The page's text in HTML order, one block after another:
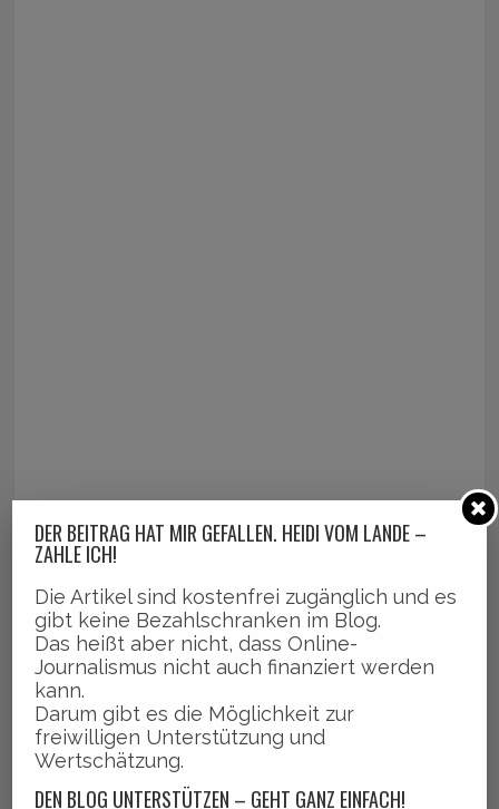
DER BEITRAG HAT MIR GEFALLEN. HEIDI VOM LANDE –
ZAHLE ICH!
Die Artikel sind kostenfrei zugänglich und es
gibt keine Bezahlschranken im Blog.
Das heißt aber nicht, dass Online-
Journalismus nicht auch finanziert werden
kann.
Darum gibt es die Möglichkeit zur
freiwilligen Unterstützung und
Wertschätzung.
DEN BLOG UNTERSTÜTZEN – GEHT GANZ EINFACH!